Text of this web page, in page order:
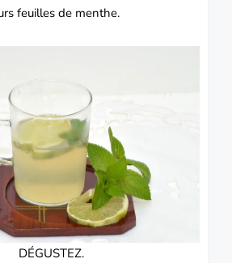
feuilles de menthe.
DÉGUSTEZ.